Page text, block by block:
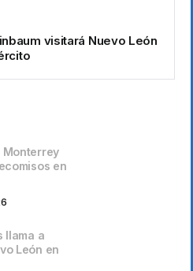
visitará Nuevo León
Monterrey
en
llama a
León en